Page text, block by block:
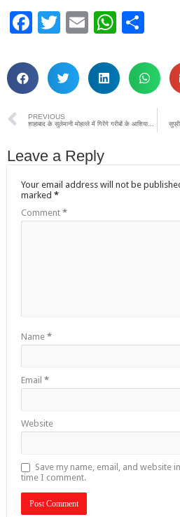
Facebook
Twitter
Email
PREVIOUS
Leave a Reply
Your email address will not be
marked *
Comment *
Name *
Email *
Website
Save my name, email, and website
time I comment.